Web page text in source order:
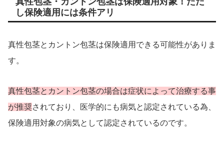
し保険適用には条件アリ
真性包茎とカントン包茎は保険適用できる可能性がありま
す。
真性包茎とカントン包茎の場合は症状によって治療する事
が推奨されており、医学的にも病気と認定されている為、
保険適用対象の病気として認定されているのです。